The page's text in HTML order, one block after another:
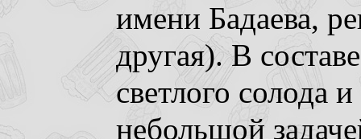
имени Бадаева,
другая). В
светлого солода
небольшой